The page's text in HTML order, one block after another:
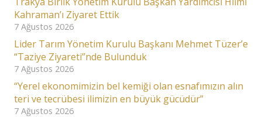
Kahraman’ı Ziyaret Ettik
7 Ağustos 2026
Lider Tarım Yönetim Kurulu Başkanı Mehmet Tüzer’e
“Taziye Ziyareti”nde Bulunduk
7 Ağustos 2026
“Yerel ekonomimizin bel kemiği olan esnafımızın alın
teri ve tecrübesi ilimizin en büyük gücüdür”
7 Ağustos 2026